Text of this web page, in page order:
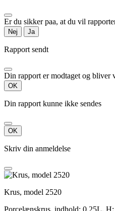
Er du sikker paa, at du vil
Nej Ja
Rapport sendt
Din rapport er modtaget og bliver
OK
Din rapport kunne ikke sendes
OK
Skriv din anmeldelse
Krus, model 2520
Porcelænskrus, indhold: 0,25L.